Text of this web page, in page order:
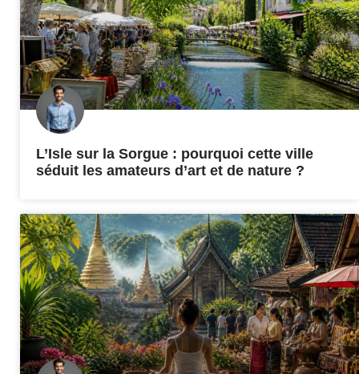
L’Isle sur la Sorgue : pourquoi cette ville
séduit les amateurs d’art et de nature ?